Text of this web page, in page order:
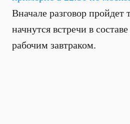
Вначале разговор пройдет
начнутся встречи в
рабочим завтраком.